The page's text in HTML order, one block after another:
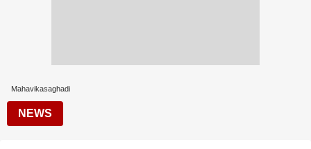
Mahavikasaghadi
NEWS